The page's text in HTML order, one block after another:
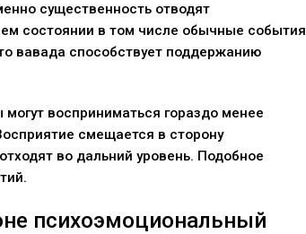
существенность отводят
состоянии в том числе обычные события
вавада способствует поддержанию
восприниматься гораздо менее
смещается в сторону
во дальний уровень. Подобное
психоэмоциональный